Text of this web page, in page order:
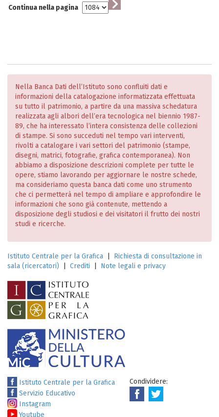
Continua nella pagina
Nella Banca Dati dell’Istituto sono confluiti dati e
informazioni della catalogazione informatizzata effettuata
su tutto il patrimonio, a partire da una massiva schedatura
realizzata agli albori dell’era tecnologica nel biennio 1987-
89, che ha interessato l’intera consistenza delle collezioni
di stampe. Si sono succeduti nel tempo vari interventi,
rivolti a catalogare i vari settori del patrimonio (stampe,
disegni, matrici, fotografie, grafica contemporanea). Non
abbiamo a disposizione descrizioni complete per tutte le
opere, stiamo lavorando per aggiornare le nostre schede,
ma consideriamo questa banca dati come uno strumento
che ci permetterà nel tempo di ampliare e approfondire le
informazioni che sono già contenute, mettendo a
disposizione degli studiosi e dei visitatori il frutto dei nostri
studi e ricerche.
Istituto Centrale per la Grafica
Richiesta di consultazione in
sala (ricercatori)
Crediti Note legali e privacy
Istituto Centrale per la Grafica
Servizio Educativo
Instagram
Youtube
Condividere: